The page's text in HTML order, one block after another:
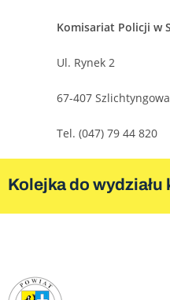
Komisariat Policji w
Ul. Rynek 2
67-407 Szlichtyngowa
Tel. (047) 79 44 820
Kolejka do